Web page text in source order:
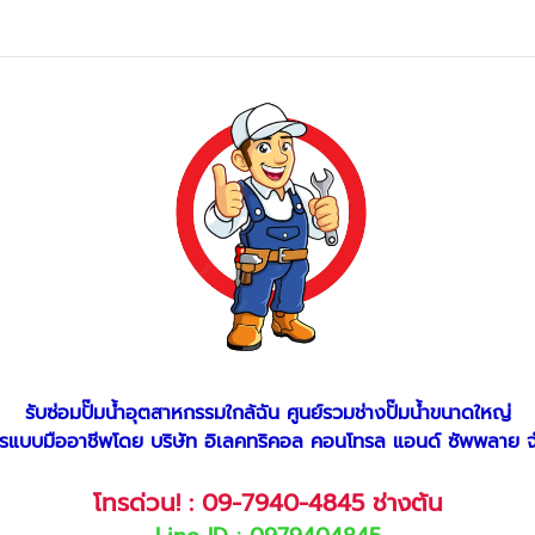
รับซ่อมปั๊มน้ำอุตสาหกรรมใกล้ฉัน ศูนย์รวมช่างปั๊มน้ำขนาดใหญ่
แบบมืออาชีพโดย บริษัท อิเลคทริคอล คอนโทรล แอนด์ ซัพพลาย
โทรด่วน! : 09-7940-4845ช่างต้น